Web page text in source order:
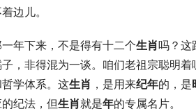
边儿。
一年下来，不是得有十二个生肖吗？这
，非得混为一谈。咱们老祖宗聪明着
学体系。这生肖 ，是用来纪年的，是
的纪法，但生肖就是年的专属名片。